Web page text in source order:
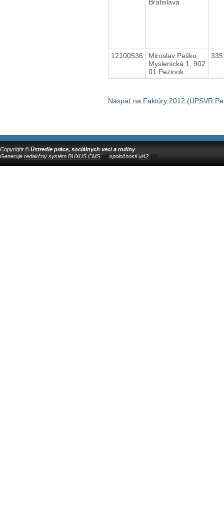
Bratislava
12100536
Miroslav Peško
Myslenická 1, 902
01 Pezinok
Naspäť na Faktúry 2012 (ÚPSVR
Copyright © Ústredie práce, sociálnych vecí a rodiny
Generuje redakčný systém BUXUS CMS spoločnostiui42